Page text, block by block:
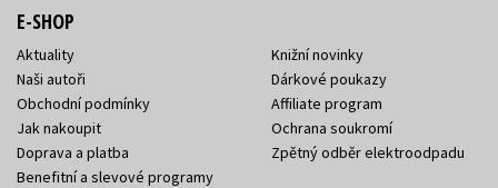
E-SHOP
Aktuality
Naši autoři
Obchodní podmínky
Jak nakoupit
Doprava a platba
Benefitní a slevové programy
Knižní novinky
Dárkové poukazy
Affiliate program
Ochrana soukromí
Zpětný odběr elektroodpadu